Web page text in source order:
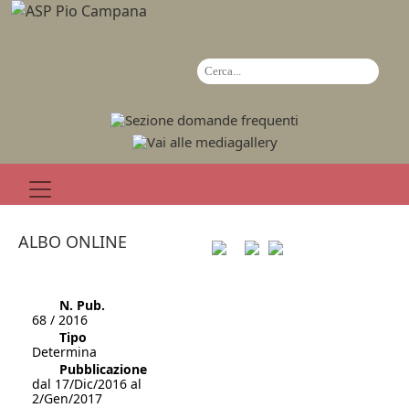
ALBO ONLINE
N. Pub.
68 / 2016
Tipo
Determina
Pubblicazione
dal 17/Dic/2016 al
2/Gen/2017